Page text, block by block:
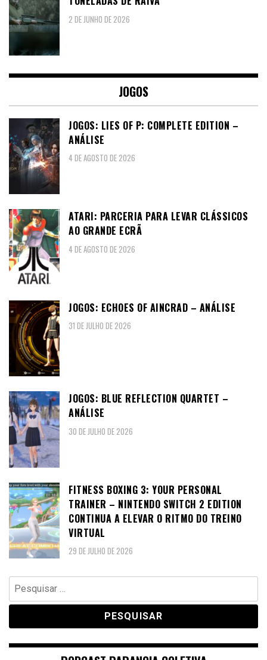
2 DE JUNHO DE 2026
JOGOS
JOGOS: LIES OF P: COMPLETE EDITION –
ANÁLISE
4 DE AGOSTO DE 2026
ATARI: PARCERIA PARA LEVAR CLÁSSICOS
AO GRANDE ECRÃ
4 DE AGOSTO DE 2026
JOGOS: ECHOES OF AINCRAD – ANÁLISE
31 DE JULHO DE 2026
JOGOS: BLUE REFLECTION QUARTET –
ANÁLISE
30 DE JULHO DE 2026
FITNESS BOXING 3: YOUR PERSONAL
TRAINER – NINTENDO SWITCH 2 EDITION
CONTINUA A ELEVAR O RITMO DO TREINO
VIRTUAL
29 DE JULHO DE 2026
Pesquisar
por: